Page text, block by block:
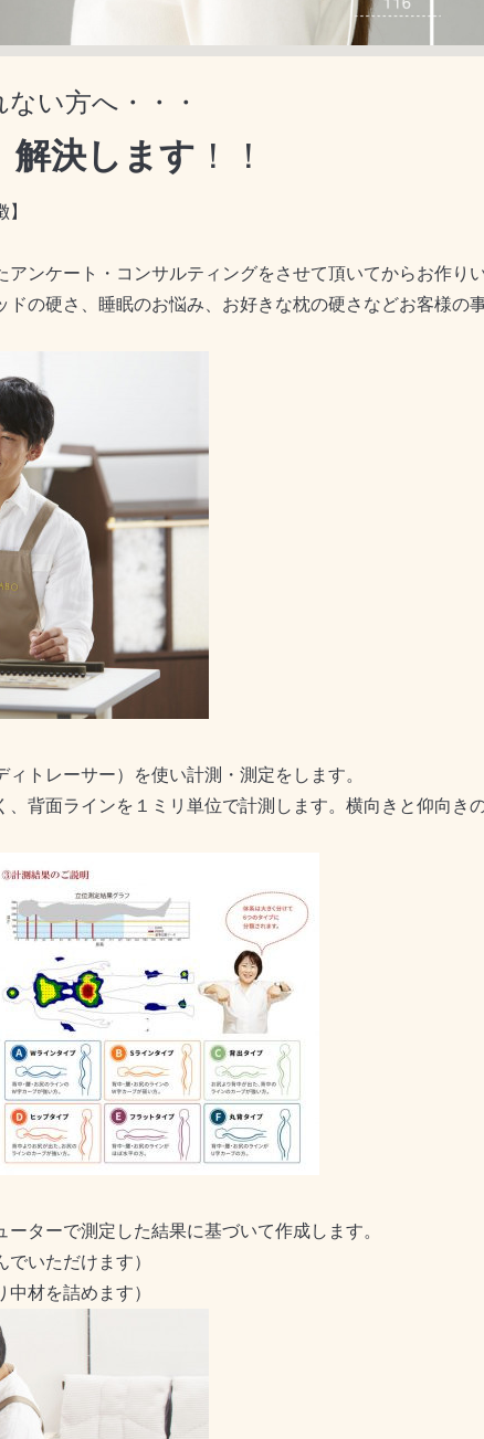
い方、私達にお任せください！！
い方へ・・・
決します ！！
ンケート・コンサルティングをさせて頂いてからお作りい
ドの硬さ、睡眠のお悩み、お好きな枕の硬さなどお客様の
ィトレーサー）を使い計測・測定をします。
、背面ラインを１ミリ単位で計測します。横向きと仰向き
ターで測定した結果に基づいて作成します。
いただけます）
材を詰めます）